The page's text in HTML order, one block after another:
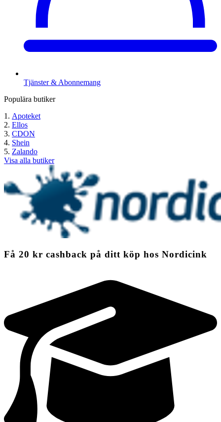
Tjänster & Abonnemang
Populära butiker
Apoteket
Ellos
CDON
Shein
Zalando
Visa alla butiker
Få 20 kr cashback på ditt köp hos Nordicink